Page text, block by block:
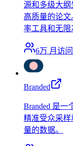
源和多级大
高质量的论
率工具和无限
6万 月访问
Branded
Branded 是一
精准受众采
量的数据。